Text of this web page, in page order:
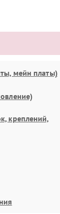
мейн платы)
креплений,